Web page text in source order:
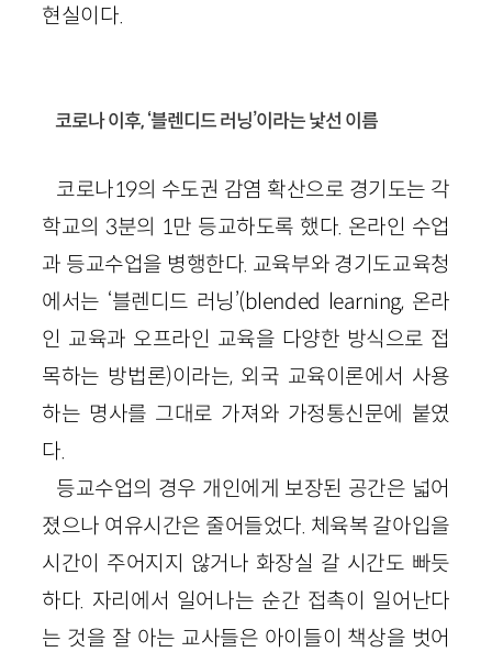
현실이다.
코로나 이후, ‘블렌디드 러닝’이라는 낯선 이름
코로나19의 수도권 감염 확산으로 경기도는 각
학교의 3분의 1만 등교하도록 했다. 온라인 수업
과 등교수업을 병행한다. 교육부와 경기도교육청
에서는 ‘블렌디드 러닝’(blended learning, 온라
인 교육과 오프라인 교육을 다양한 방식으로 접
목하는 방법론)이라는, 외국 교육이론에서 사용
하는 명사를 그대로 가져와 가정통신문에 붙였
다.
등교수업의 경우 개인에게 보장된 공간은 넓어
졌으나 여유시간은 줄어들었다. 체육복 갈아입을
시간이 주어지지 않거나 화장실 갈 시간도 빠듯
하다. 자리에서 일어나는 순간 접촉이 일어난다
는 것을 잘 아는 교사들은 아이들이 책상을 벗어